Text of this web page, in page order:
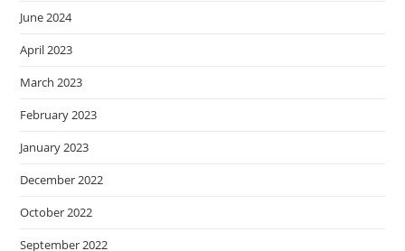
June 2024
April 2023
March 2023
February 2023
January 2023
December 2022
October 2022
September 2022